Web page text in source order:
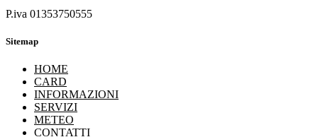
P.iva 01353750555
Sitemap
HOME
CARD
INFORMAZIONI
SERVIZI
METEO
CONTATTI